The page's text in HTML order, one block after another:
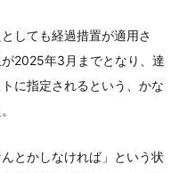
しても経過措置が適用さ
2025年3月までとなり、達
に指定されるという、かな
とかしなければ」という状